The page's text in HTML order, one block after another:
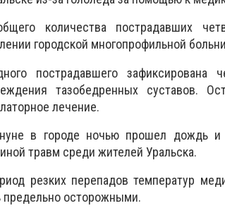
количества пострадавших
городской многопрофильной
пострадавшего зафиксирована
тазобедренных суставов.
лечение.
в городе ночью прошел дождь
травм среди жителей Уральска.
резких перепадов температур
предельно осторожными.